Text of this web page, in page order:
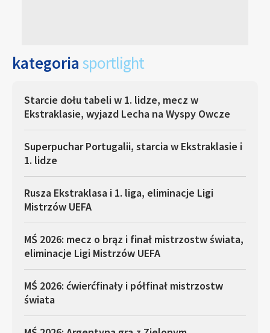
kategoria sportlight
Starcie dołu tabeli w 1. lidze, mecz w
Ekstraklasie, wyjazd Lecha na Wyspy Owcze
Superpuchar Portugalii, starcia w Ekstraklasie i
1. lidze
Rusza Ekstraklasa i 1. liga, eliminacje Ligi
Mistrzów UEFA
MŚ 2026: mecz o brąz i finał mistrzostw świata,
eliminacje Ligi Mistrzów UEFA
MŚ 2026: ćwierćfinały i półfinał mistrzostw
świata